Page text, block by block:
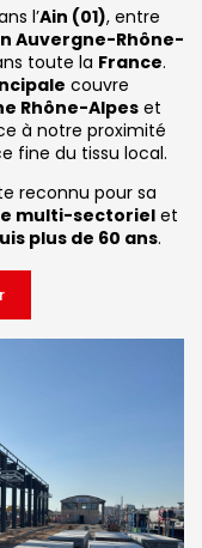
l’Ain (01), entre
Auvergne-Rhône-
toute la France.
couvre
Rhône-Alpes et
à notre proximité
fine du tissu local.
reconnu pour sa
multi-sectorielet
plus de 60 ans.